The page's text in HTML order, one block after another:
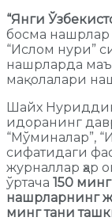
“Янги
босма нашрлар
“Ислом нури”
нашрларда
мақолалари
Шайх Нуриддин
идоранинг
“Мўминалар”,
сифатидаги
журналлар ҳар
ўртача 150
нашрларнинг
минг тани